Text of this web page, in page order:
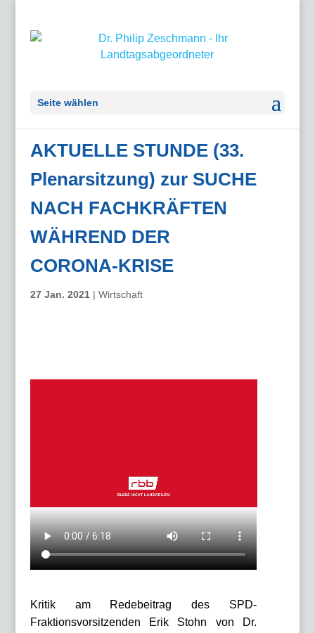
Seite wählen
AKTUELLE STUNDE (33.
Plenarsitzung) zur SUCHE
NACH FACHKRÄFTEN
WÄHREND DER
CORONA-KRISE
27 Jan. 2021| Wirtschaft
Kritik am Redebeitrag des SPD-
Fraktionsvorsitzenden Erik Stohn von Dr.